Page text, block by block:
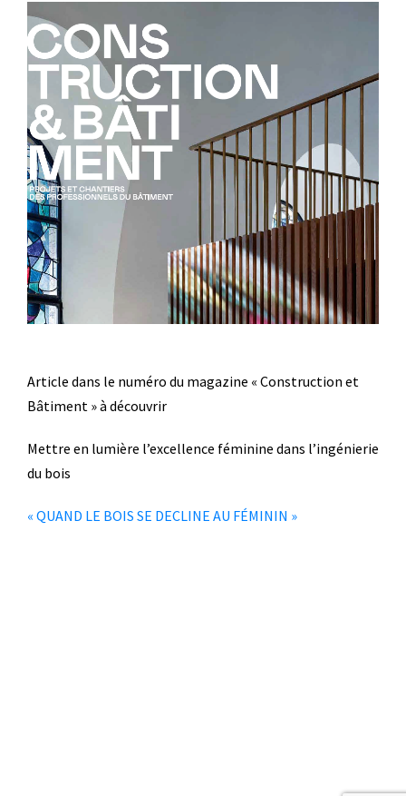
Article dans le numéro du magazine « Construction et
Bâtiment » à découvrir
Mettre en lumière l’excellence féminine dans l’ingénierie
du bois
« QUAND LE BOIS SE DECLINE AU FÉMININ »